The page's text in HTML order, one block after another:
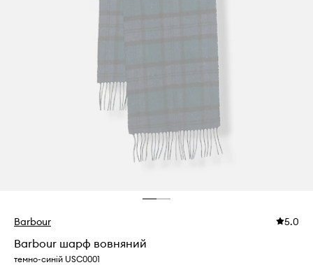
Barbour 5.0
Barbour шарф вовняний
темно-синій USC0001